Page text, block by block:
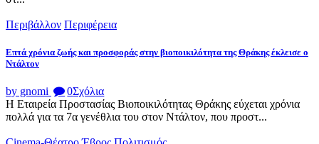
Περιβάλλον Περιφέρεια
Επτά χρόνια ζωής και προσφοράς στην βιοποικιλότητα της Θράκης έκλεισε ο
Ντάλτον
by gnomi 0Σχόλια
Η Εταιρεία Προστασίας Βιοποικιλότητας Θράκης εύχεται χρόνια
πολλά για τα 7α γενέθλια του στον Ντάλτον, που προστ...